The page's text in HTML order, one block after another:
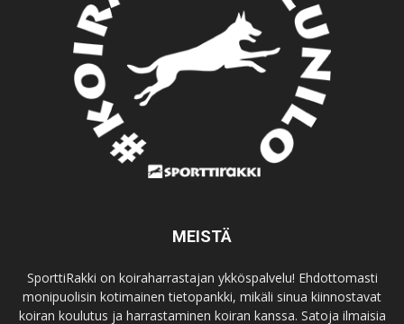
MEISTÄ
SporttiRakki on koiraharrastajan ykköspalvelu! Ehdottomasti
monipuolisin kotimainen tietopankki, mikäli sinua kiinnostavat
koiran koulutus ja harrastaminen koiran kanssa. Satoja ilmaisia